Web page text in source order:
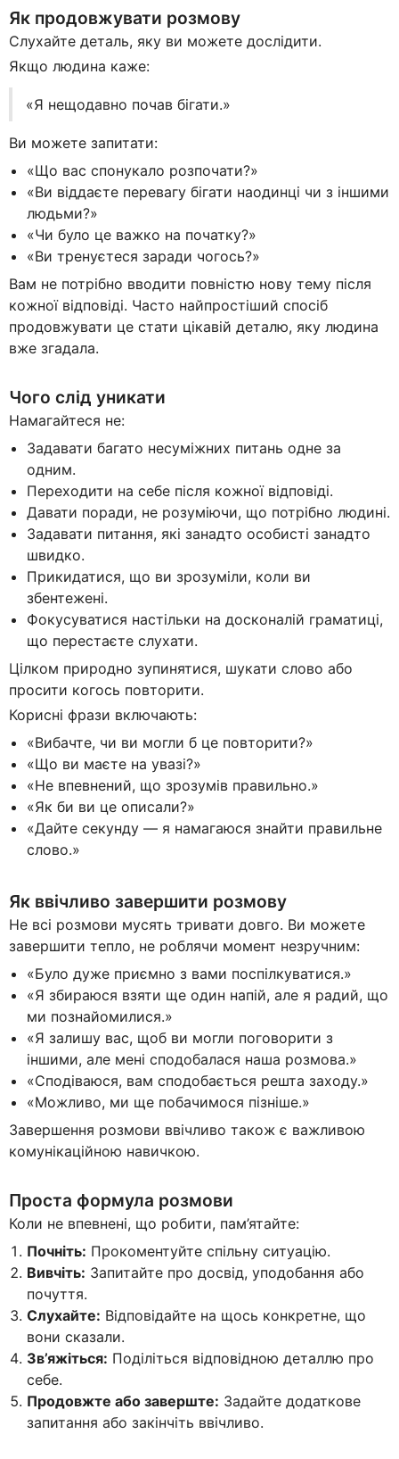
Як продовжувати розмову
Слухайте деталь, яку ви можете дослідити.
Якщо людина каже:
«Я нещодавно почав бігати.»
Ви можете запитати:
«Що вас спонукало розпочати?»
«Ви віддаєте перевагу бігати наодинці чи з іншими
людьми?»
«Чи було це важко на початку?»
«Ви тренуєтеся заради чогось?»
Вам не потрібно вводити повністю нову тему після
кожної відповіді. Часто найпростіший спосіб
продовжувати це стати цікавій деталю, яку людина
вже згадала.
Чого слід уникати
Намагайтеся не:
Задавати багато несуміжних питань одне за
одним.
Переходити на себе після кожної відповіді.
Давати поради, не розуміючи, що потрібно людині.
Задавати питання, які занадто особисті занадто
швидко.
Прикидатися, що ви зрозуміли, коли ви
збентежені.
Фокусуватися настільки на досконалій граматиці,
що перестаєте слухати.
Цілком природно зупинятися, шукати слово або
просити когось повторити.
Корисні фрази включають:
«Вибачте, чи ви могли б це повторити?»
«Що ви маєте на увазі?»
«Не впевнений, що зрозумів правильно.»
«Як би ви це описали?»
«Дайте секунду — я намагаюся знайти правильне
слово.»
Як ввічливо завершити розмову
Не всі розмови мусять тривати довго. Ви можете
завершити тепло, не роблячи момент незручним:
«Було дуже приємно з вами поспілкуватися.»
«Я збираюся взяти ще один напій, але я радий, що
ми познайомилися.»
«Я залишу вас, щоб ви могли поговорити з
іншими, але мені сподобалася наша розмова.»
«Сподіваюся, вам сподобається решта заходу.»
«Можливо, ми ще побачимося пізніше.»
Завершення розмови ввічливо також є важливою
комунікаційною навичкою.
Проста формула розмови
Коли не впевнені, що робити, пам’ятайте:
Почніть: Прокоментуйте спільну ситуацію.
Вивчіть: Запитайте про досвід, уподобання або
почуття.
Слухайте: Відповідайте на щось конкретне, що
вони сказали.
Зв’яжіться: Поділіться відповідною деталлю про
себе.
Продовжте або заверште: Задайте додаткове
запитання або закінчіть ввічливо.